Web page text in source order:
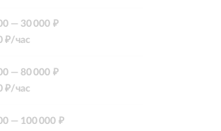
— 30 000 ₽
₽/час
—80 000 ₽
₽/час
— 100 000 ₽